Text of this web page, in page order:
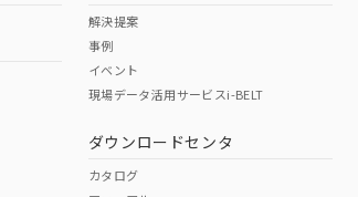
解決提案
事例
イベント
現場データ活用サービスi-BELT
ダウンロードセンタ
カタログ